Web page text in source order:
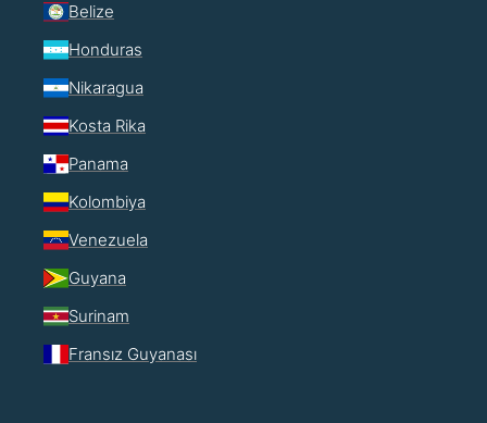
Belize
Honduras
Nikaragua
Kosta Rika
Panama
Kolombiya
Venezuela
Guyana
Surinam
Fransız Guyanası